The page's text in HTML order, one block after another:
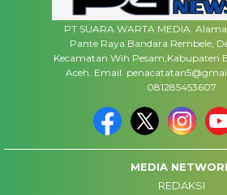
PT SUARA WARTA MEDIA.
Pante Raya Bandara Rembele,
Kecamatan Wih Pesam,Kabupaten
Aceh. Email.
081285453607
MEDIA
REDAKSI